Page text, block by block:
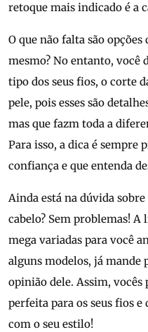
retoque mais indicado é a
O que não falta são opções
mesmo? No entanto, você
tipo dos seus fios, o corte
pele, pois esses são
mas que fazm toda a
Para isso, a dica é
confiança e que entenda
Ainda está na dúvida
cabelo? Sem problemas!
mega variadas para você
alguns modelos, já mande
opinião dele. Assim, vocês
perfeita para os seus fios
com o seu estilo!